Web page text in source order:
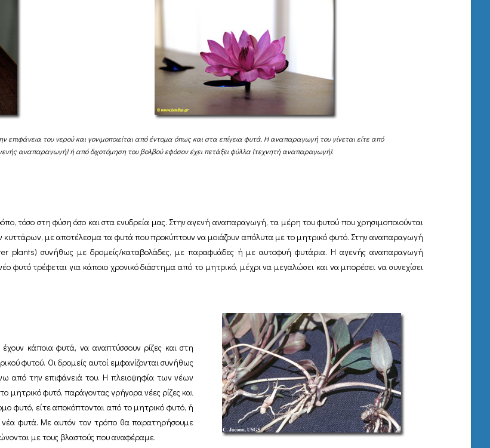
επιφάνεια του νερού και γονιμοποιείται από έντομα όπως και στα επίγεια φυτά. Η αναπαραγωγή του γίνεται είτε από
αναπαραγωγή) ή από διχοτόμηση του βολβού εφόσον έχει πετάξει φύλλα (τεχνητή αναπαραγωγή).
τόσο στη φύση όσο και στα ενυδρεία μας. Στην αγενή αναπαραγωγή, τα μέρη του φυτού που χρησιμοποιούνται
κυττάρων, με αποτέλεσμα τα φυτά που προκύπτουν να μοιάζουν απόλυτα με το μητρικό φυτό. Στην αναπαραγωγή
plants) συνήθως με δρομείς/καταβολάδες, με παραφυάδες ή με αυτοφυή φυτάρια. Η αγενής αναπαραγωγή
φυτό τρέφεται για κάποιο χρονικό διάστημα από το μητρικό, μέχρι να μεγαλώσει και να μπορέσει να συνεχίσει
κάποια φυτά, να αναπτύσσουν ρίζες και στη
φυτού. Οι δρομείς αυτοί εμφανίζονται συνήθως
από την επιφάνειά του. Η πλειοψηφία των νέων
φυτό, παράγοντας γρήγορα νέες ρίζες και
φυτό, είτε αποκόπτονται από το μητρικό φυτό, ή
νέα φυτά. Με αυτόν τον τρόπο θα παρατηρήσουμε
με τους βλαστούς που αναφέραμε.